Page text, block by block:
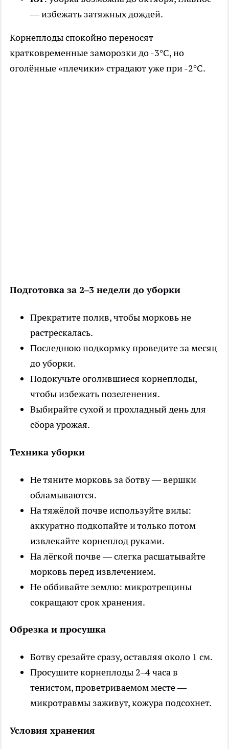
— избежать затяжных дождей.
Корнеплоды спокойно переносят
кратковременные заморозки до -3°C, но
оголённые «плечики» страдают уже при -2°C.
Подготовка за 2–3 недели до уборки
Прекратите полив, чтобы морковь не
растрескалась.
Последнюю подкормку проведите за месяц
до уборки.
Подокучьте оголившиеся корнеплоды,
чтобы избежать позеленения.
Выбирайте сухой и прохладный день для
сбора урожая.
Техника уборки
Не тяните морковь за ботву — вершки
обламываются.
На тяжёлой почве используйте вилы:
аккуратно подкопайте и только потом
извлекайте корнеплод руками.
На лёгкой почве — слегка расшатывайте
морковь перед извлечением.
Не оббивайте землю: микротрещины
сокращают срок хранения.
Обрезка и просушка
Ботву срезайте сразу, оставляя около 1 см.
Просушите корнеплоды 2–4 часа в
тенистом, проветриваемом месте —
микротравмы заживут, кожура подсохнет.
Условия хранения